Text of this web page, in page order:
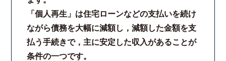
カウンセリング
法律相談継続サポートプラン
「個人再生」は住宅ローンなどの支払いを続け
ながら債務を大幅に減額し，減額した金額を支
払う手続きで，主に安定した収入があることが
条件の一つです。